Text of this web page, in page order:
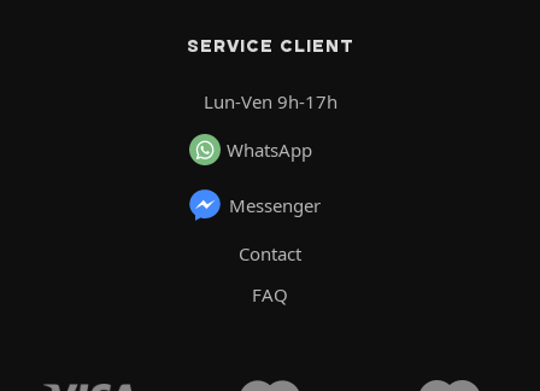
SERVICE CLIENT
Lun-Ven 9h-17h
WhatsApp
Messenger
Contact
FAQ